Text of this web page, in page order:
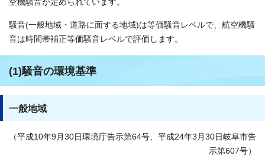
空機騒音が定められています。
騒音(一般地域・道路に面する地域)は等価騒音レベルで、航空機騒
音は時間帯補正等価騒音レベルで評価します。
(1)騒音の環境基準
一般地域
（平成10年9月30日環境庁告示第64号、平成24年3月30日岐阜市告
示第607号）